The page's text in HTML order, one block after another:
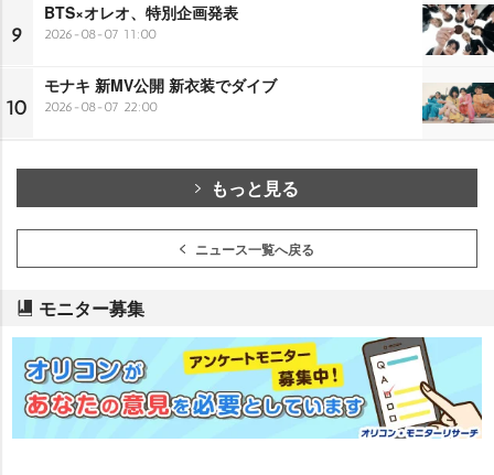
9
BTS×オレオ、特別企画発表
2026-08-07 11:00
10
モナキ 新MV公開 新衣装でダイブ
2026-08-07 22:00
もっと見る
ニュース一覧へ戻る
モニター募集